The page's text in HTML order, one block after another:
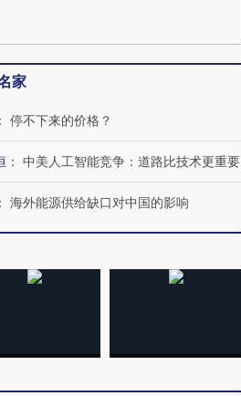
家
： 停不下来的价格？
： 中美人工智能竞争：道路比技术更重要
： 海外能源供给缺口对中国的影响